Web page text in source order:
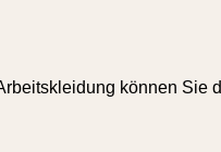
können